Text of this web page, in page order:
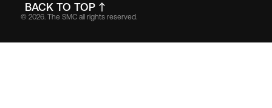
© 2026. The SMC all rights reserved.
BACK TO TOP